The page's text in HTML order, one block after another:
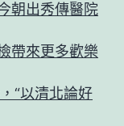
朝出秀傳醫院
帶來更多歡樂
“以清北論好